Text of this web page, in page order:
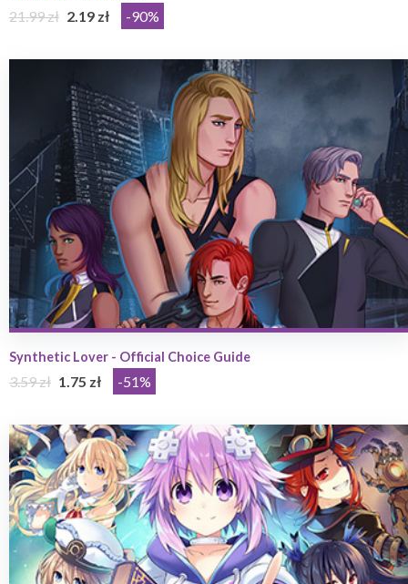
21.99 zł 2.19 zł -90%
Synthetic Lover - Official Choice Guide
3.59 zł 1.75 zł -51%